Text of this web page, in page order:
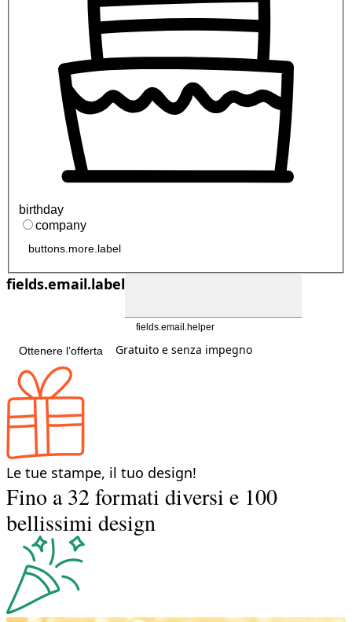
birthday
company
buttons.more.label
fields.email.label
fields.email.helper
Ottenere l’offerta Gratuito e senza impegno
Le tue stampe, il tuo design!
Fino a 32 formati diversi e 100
bellissimi design